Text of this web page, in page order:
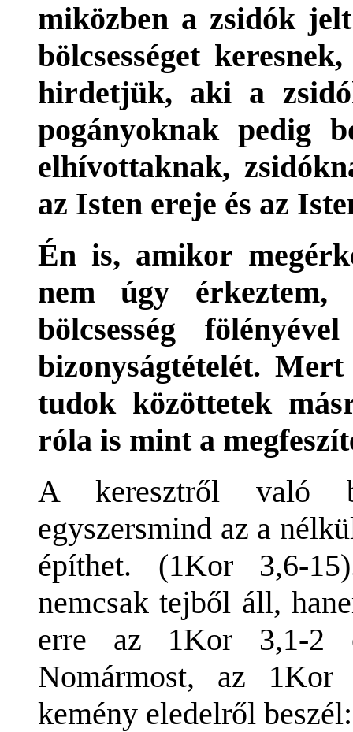
miközben a zsidók
bölcsességet
hirdetjük, aki a
pogányoknak pedig
elhívottaknak,
az Isten ereje és az
Én is, amikor
nem úgy érkeztem,
bölcsesség
bizonyságtételét.
tudok közöttetek
róla is mint a
A keresztről való
egyszersmind az a
építhet. (1Kor 3,6-
nemcsak tejből áll,
erre az 1Kor 3,1-2
Nomármost, az
kemény eledelről beszél: